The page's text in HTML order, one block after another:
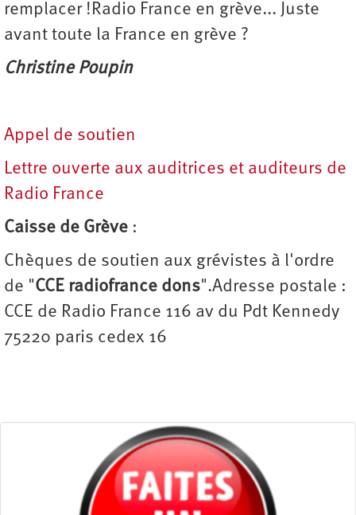
remplacer !Radio France en grève... Juste
avant toute la France en grève ?
Christine Poupin
Appel de soutien
Lettre ouverte aux auditrices et auditeurs de
Radio France
Caisse de Grève :
Chèques de soutien aux grévistes à l'ordre
de "CCE radiofrance dons".Adresse postale :
CCE de Radio France 116 av du Pdt Kennedy
75220 paris cedex 16